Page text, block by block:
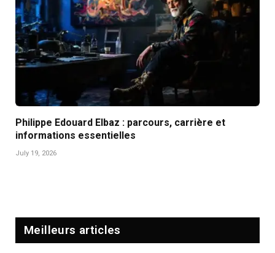
Philippe Edouard Elbaz : parcours, carrière et
informations essentielles
July 19, 2026
Meilleurs articles